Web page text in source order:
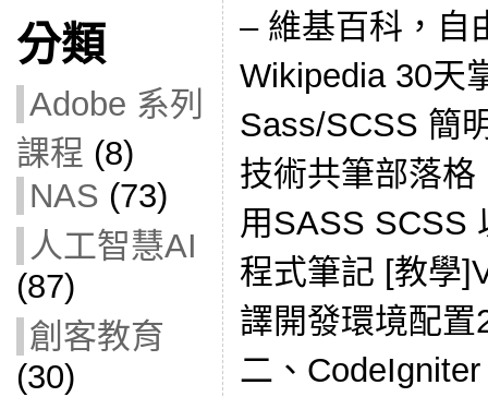
分類
Adobe 系列
課程 (8)
NAS (73)
人工智慧AI
(87)
創客教育
(30)
– 維基百科，自
Wikipedia 30天
Sass/SCSS 簡
技術共筆部落
用SASS SCSS
程式筆記 [教學
譯開發環境配
二、